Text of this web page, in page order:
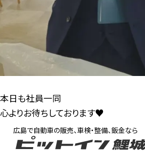
本日も社員一同
心よりお待ちしております♥
ぜひ遊びにきてくださいね～ヾ(≧▽≦)ﾉ
広島で自動車の販売、車検・整備、鈑金なら